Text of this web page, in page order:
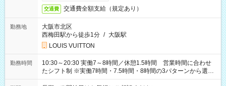
交通費 交通費全額支給（規定あり）
勤務地
大阪市北区
西梅田駅から徒歩1分 / 大阪駅
LOUIS VUITTON
勤務時間
10:30～20:30 実働7～8時間／休憩1.5時間 営業時間に合わせ
たシフト制 ※実働7時間・7.5時間・8時間の3パターンから選択
可能